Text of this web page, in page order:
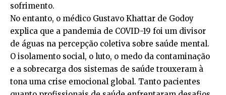
sofrimento.
No entanto, o médico Gustavo Khattar de Godoy
explica que a pandemia de COVID-19 foi um divisor
de águas na percepção coletiva sobre saúde mental.
O isolamento social, o luto, o medo da contaminação
e a sobrecarga dos sistemas de saúde trouxeram à
tona uma crise emocional global. Tanto pacientes